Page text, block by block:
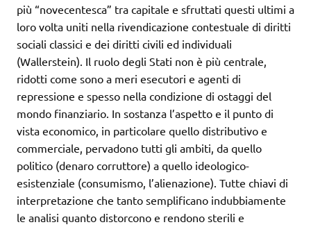
più “novecentesca” tra capitale e sfruttati questi ultimi a
loro volta uniti nella rivendicazione contestuale di diritti
sociali classici e dei diritti civili ed individuali
(Wallerstein). Il ruolo degli Stati non è più centrale,
ridotti come sono a meri esecutori e agenti di
repressione e spesso nella condizione di ostaggi del
mondo finanziario. In sostanza l’aspetto e il punto di
vista economico, in particolare quello distributivo e
commerciale, pervadono tutti gli ambiti, da quello
politico (denaro corruttore) a quello ideologico-
esistenziale (consumismo, l’alienazione). Tutte chiavi di
interpretazione che tanto semplificano indubbiamente
le analisi quanto distorcono e rendono sterili e